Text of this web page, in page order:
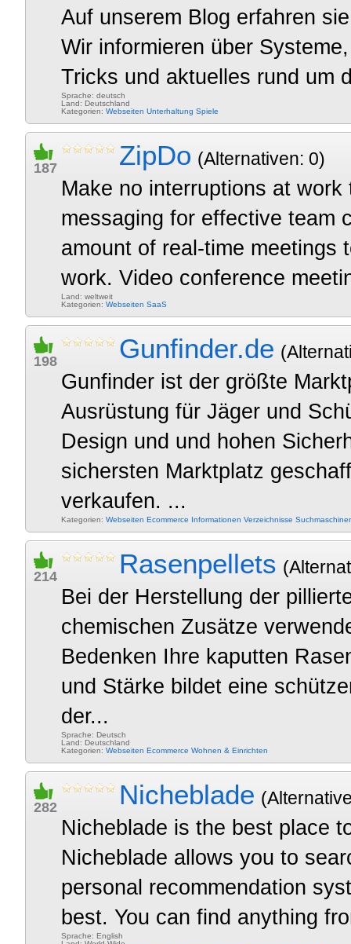
Auf unserem Blog erfahren
Wir informieren über
Tricks und aktuelles rund um
Sprache: deutsch
Land: Deutschland
Kategorien: Webseiten Unterhaltung Spiele
187 ZipDo (Alternativen: 0)
Make no interruptions at
messaging for effective team
amount of real-time meetings
work. Video conference
Land: weltweit
Kategorien: Webseiten SaaS
198 Gunfinder.de
Gunfinder ist der größte
Ausrüstung für Jäger und
Design und und hohen
sichersten Marktplatz
verkaufen. ...
Kategorien: Webseiten Ecommerce Informationen Verzeichnisse
214 Rasenpellets
Bei der Herstellung der
chemischen Zusätze
Bedenken Ihre kaputten
und Stärke bildet eine
der...
Sprache: Deutsch
Land: Deutschland
Kategorien: Webseiten Ecommerce Wohnen & Einrichten
282 Nicheblade
Nicheblade is the best place
Nicheblade allows you to
personal recommendation
best. You can find anything
Sprache: English